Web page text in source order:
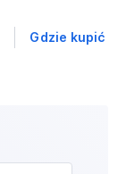
Gdzie kupić